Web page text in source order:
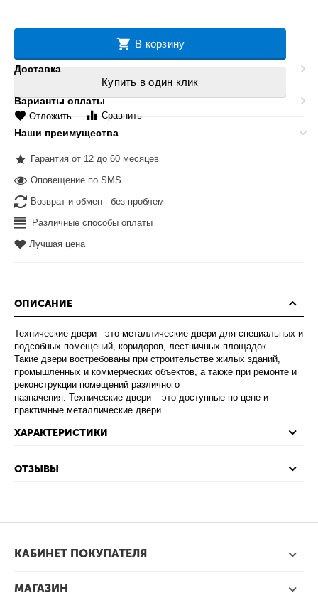
В корзину
Купить в один клик
Отложить Сравнить
Доставка
Варианты оплаты
Наши преимущества
Гарантия от 12 до 60 месяцев
Оповещение по SMS
Возврат и обмен - без проблем
Различные способы оплаты
Лучшая цена
ОПИСАНИЕ
Технические двери - это металлические двери для специальных и
подсобных помещений, коридоров, лестничных площадок.
Такие двери востребованы при строительстве жилых зданий,
промышленных и коммерческих объектов, а также при ремонте и
реконструкции помещений различного
назначения. Технические двери – это доступные по цене и
практичные металлические двери.
ХАРАКТЕРИСТИКИ
ОТЗЫВЫ
КАБИНЕТ ПОКУПАТЕЛЯ
МАГАЗИН